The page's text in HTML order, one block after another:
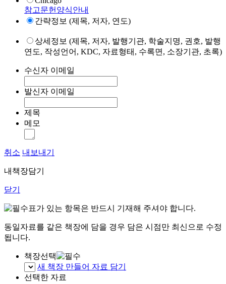
참고문헌양식안내
간략정보 (제목, 저자, 연도)
상세정보 (제목, 저자, 발행기관, 학술지명, 권호, 발행
연도, 작성언어, KDC, 자료형태, 수록면, 소장기관, 초록)
수신자 이메일
발신자 이메일
제목
메모
취소 내보내기
내책장담기
닫기
표가 있는 항목은 반드시 기재해 주셔야 합니다.
동일자료를 같은 책장에 담을 경우 담은 시점만 최신으로 수정
됩니다.
책장선택
새 책장 만들어 자료 담기
선택한 자료